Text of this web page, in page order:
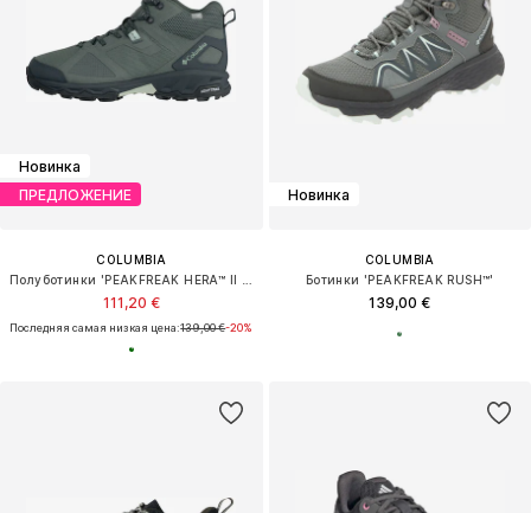
Новинка
ПРЕДЛОЖЕНИЕ
COLUMBIA
111,20 €
Последняя самая низкая цена:139,00 €-20%
Новинка
COLUMBIA
Ботинки 'PEAKFREAK RUSH™'
139,00 €